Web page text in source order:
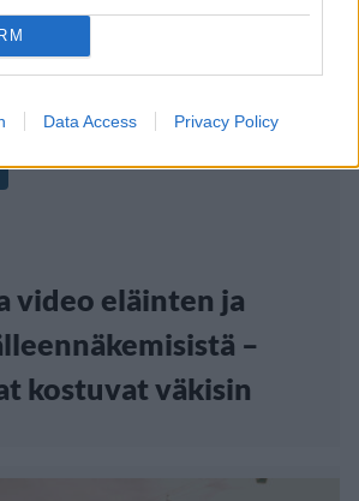
Data Access Privacy Policy
video eläinten ja
–
kostuvat väkisin